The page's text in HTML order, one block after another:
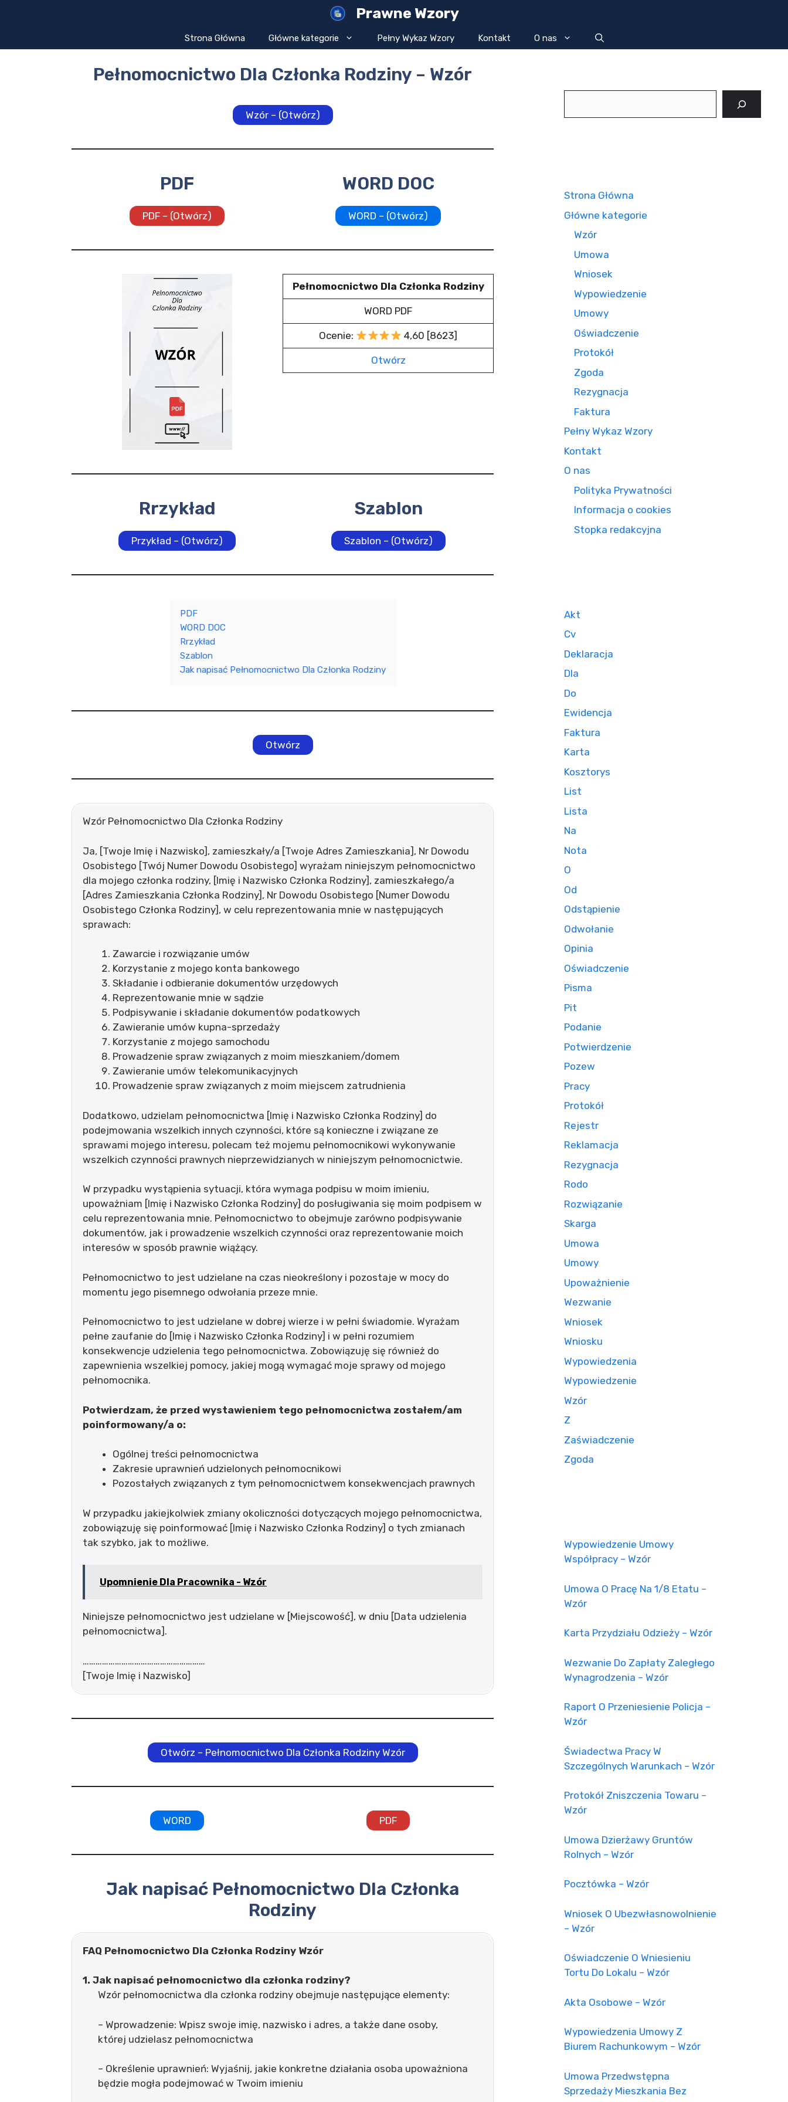
Prawne Wzory
Strona Główna Główne kategorie Pełny Wykaz Wzory Kontakt O nas
Pełnomocnictwo Dla Członka Rodziny – Wzór
Wzór – (Otwórz)
PDF
PDF – (Otwórz)
WORD DOC
WORD – (Otwórz)
Pełnomocnictwo Dla Członka Rodziny
WORD PDF
Ocenie: 4,60 [8623]
Otwórz
Rrzykład
Przykład – (Otwórz)
Szablon
Szablon – (Otwórz)
PDF
WORD DOC
Rrzykład
Szablon
Jak napisać Pełnomocnictwo Dla Członka Rodziny
Otwórz
Wzór Pełnomocnictwo Dla Członka Rodziny
Ja, [Twoje Imię i Nazwisko], zamieszkały/a [Twoje Adres Zamieszkania], Nr Dowodu
Osobistego [Twój Numer Dowodu Osobistego] wyrażam niniejszym pełnomocnictwo
dla mojego członka rodziny, [Imię i Nazwisko Członka Rodziny], zamieszkałego/a
[Adres Zamieszkania Członka Rodziny], Nr Dowodu Osobistego [Numer Dowodu
Osobistego Członka Rodziny], w celu reprezentowania mnie w następujących
sprawach:
Zawarcie i rozwiązanie umów
Korzystanie z mojego konta bankowego
Składanie i odbieranie dokumentów urzędowych
Reprezentowanie mnie w sądzie
Podpisywanie i składanie dokumentów podatkowych
Zawieranie umów kupna-sprzedaży
Korzystanie z mojego samochodu
Prowadzenie spraw związanych z moim mieszkaniem/domem
Zawieranie umów telekomunikacyjnych
Prowadzenie spraw związanych z moim miejscem zatrudnienia
Dodatkowo, udzielam pełnomocnictwa [Imię i Nazwisko Członka Rodziny] do
podejmowania wszelkich innych czynności, które są konieczne i związane ze
sprawami mojego interesu, polecam też mojemu pełnomocnikowi wykonywanie
wszelkich czynności prawnych nieprzewidzianych w niniejszym pełnomocnictwie.
W przypadku wystąpienia sytuacji, która wymaga podpisu w moim imieniu,
upoważniam [Imię i Nazwisko Członka Rodziny] do posługiwania się moim podpisem w
celu reprezentowania mnie. Pełnomocnictwo to obejmuje zarówno podpisywanie
dokumentów, jak i prowadzenie wszelkich czynności oraz reprezentowanie moich
interesów w sposób prawnie wiążący.
Pełnomocnictwo to jest udzielane na czas nieokreślony i pozostaje w mocy do
momentu jego pisemnego odwołania przeze mnie.
Pełnomocnictwo to jest udzielane w dobrej wierze i w pełni świadomie. Wyrażam
pełne zaufanie do [Imię i Nazwisko Członka Rodziny] i w pełni rozumiem
konsekwencje udzielenia tego pełnomocnictwa. Zobowiązuję się również do
zapewnienia wszelkiej pomocy, jakiej mogą wymagać moje sprawy od mojego
pełnomocnika.
Potwierdzam, że przed wystawieniem tego pełnomocnictwa zostałem/am
poinformowany/a o:
Ogólnej treści pełnomocnictwa
Zakresie uprawnień udzielonych pełnomocnikowi
Pozostałych związanych z tym pełnomocnictwem konsekwencjach prawnych
W przypadku jakiejkolwiek zmiany okoliczności dotyczących mojego pełnomocnictwa,
zobowiązuję się poinformować [Imię i Nazwisko Członka Rodziny] o tych zmianach
tak szybko, jak to możliwe.
Upomnienie Dla Pracownika - Wzór
Niniejsze pełnomocnictwo jest udzielane w [Miejscowość], w dniu [Data udzielenia
pełnomocnictwa].
…………………………………………………
[Twoje Imię i Nazwisko]
Otwórz – Pełnomocnictwo Dla Członka Rodziny Wzór
WORD PDF
Jak napisać Pełnomocnictwo Dla Członka
Rodziny
FAQ Pełnomocnictwo Dla Członka Rodziny Wzór
1. Jak napisać pełnomocnictwo dla członka rodziny?
Wzór pełnomocnictwa dla członka rodziny obejmuje następujące elementy:
– Wprowadzenie: Wpisz swoje imię, nazwisko i adres, a także dane osoby,
której udzielasz pełnomocnictwa
– Określenie uprawnień: Wyjaśnij, jakie konkretne działania osoba upoważniona
będzie mogła podejmować w Twoim imieniu
Strona Główna
Główne kategorie
Wzór
Umowa
Wniosek
Wypowiedzenie
Umowy
Oświadczenie
Protokół
Zgoda
Rezygnacja
Faktura
Pełny Wykaz Wzory
Kontakt
O nas
Polityka Prywatności
Informacja o cookies
Stopka redakcyjna
Akt
Cv
Deklaracja
Dla
Do
Ewidencja
Faktura
Karta
Kosztorys
List
Lista
Na
Nota
O
Od
Odstąpienie
Odwołanie
Opinia
Oświadczenie
Pisma
Pit
Podanie
Potwierdzenie
Pozew
Pracy
Protokół
Rejestr
Reklamacja
Rezygnacja
Rodo
Rozwiązanie
Skarga
Umowa
Umowy
Upoważnienie
Wezwanie
Wniosek
Wniosku
Wypowiedzenia
Wypowiedzenie
Wzór
Z
Zaświadczenie
Zgoda
Wypowiedzenie Umowy
Współpracy – Wzór
Umowa O Pracę Na 1/8 Etatu –
Wzór
Karta Przydziału Odzieży – Wzór
Wezwanie Do Zapłaty Zaległego
Wynagrodzenia – Wzór
Raport O Przeniesienie Policja –
Wzór
Świadectwa Pracy W
Szczególnych Warunkach – Wzór
Protokół Zniszczenia Towaru –
Wzór
Umowa Dzierżawy Gruntów
Rolnych – Wzór
Pocztówka – Wzór
Wniosek O Ubezwłasnowolnienie
– Wzór
Oświadczenie O Wniesieniu
Tortu Do Lokalu – Wzór
Akta Osobowe – Wzór
Wypowiedzenia Umowy Z
Biurem Rachunkowym – Wzór
Umowa Przedwstępna
Sprzedaży Mieszkania Bez